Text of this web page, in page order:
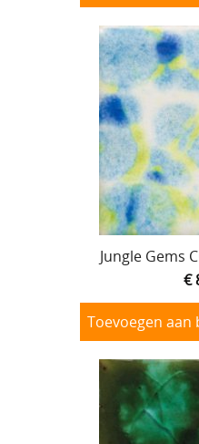
Jungle Gems
€
Toevoegen